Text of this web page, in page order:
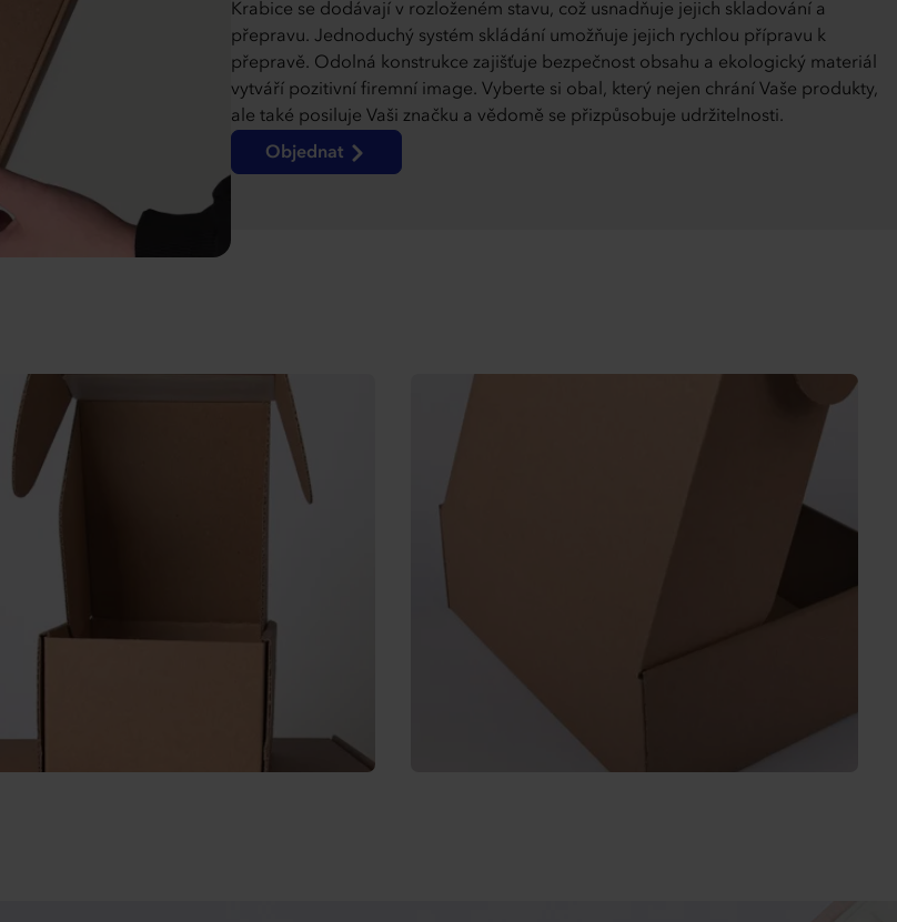
Krabice se dodávají v rozloženém stavu, což usnadňuje jejich skladování a
přepravu. Jednoduchý systém skládání umožňuje jejich rychlou přípravu k
přepravě. Odolná konstrukce zajišťuje bezpečnost obsahu a ekologický materiál
vytváří pozitivní firemní image. Vyberte si obal, který nejen chrání Vaše produkty,
ale také posiluje Vaši značku a vědomě se přizpůsobuje udržitelnosti.
Objednat